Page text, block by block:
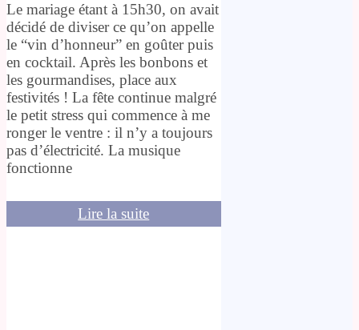
Le mariage étant à 15h30, on avait
décidé de diviser ce qu’on appelle
le “vin d’honneur” en goûter puis
en cocktail. Après les bonbons et
les gourmandises, place aux
festivités ! La fête continue malgré
le petit stress qui commence à me
ronger le ventre : il n’y a toujours
pas d’électricité. La musique
fonctionne
Lire la suite